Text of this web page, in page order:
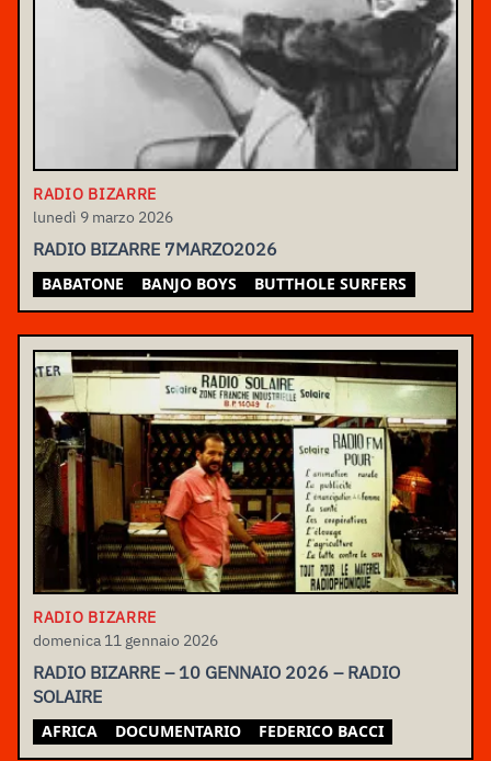
RADIO BIZARRE
lunedì 9 marzo 2026
RADIO BIZARRE 7MARZO2026
BABATONE BANJO BOYS BUTTHOLE SURFERS
RADIO BIZARRE
domenica 11 gennaio 2026
RADIO BIZARRE – 10 GENNAIO 2026 – RADIO
SOLAIRE
AFRICA DOCUMENTARIO FEDERICO BACCI